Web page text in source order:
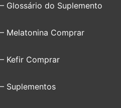
– Glossário do Suplemento
– Melatonina Comprar
– Kefir Comprar
– Suplementos